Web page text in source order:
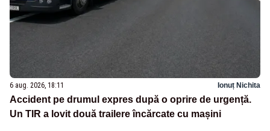
6 aug. 2026, 18:11 Ionuț Nichita
Accident pe drumul expres după o oprire de urgență.
Un TIR a lovit două trailere încărcate cu mașini